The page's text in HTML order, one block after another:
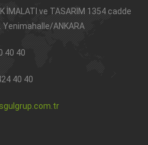
İMALATI ve TASARIM 1354 cadde
Yenimahalle/ANKARA
40 40
40 40